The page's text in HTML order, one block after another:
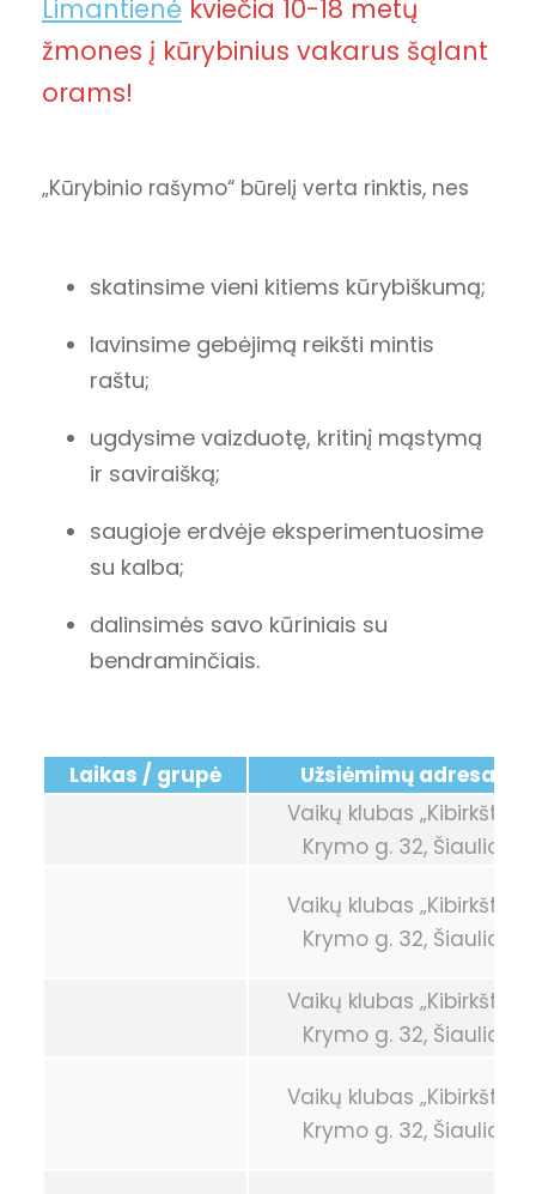
Limantienė kviečia 10-18 metų
žmones į kūrybinius vakarus šąlant
orams!
„Kūrybinio rašymo“ būrelį verta rinktis, nes
skatinsime vieni kitiems kūrybiškumą;
lavinsime gebėjimą reikšti mintis
raštu;
ugdysime vaizduotę, kritinį mąstymą
ir saviraišką;
saugioje erdvėje eksperimentuosime
su kalba;
dalinsimės savo kūriniais su
bendraminčiais.
Laikas / grupė
Užsiėmimų adresas
Vaikų klubas „Kibirkštis“
Krymo g. 32, Šiauliai
Vaikų klubas „Kibirkštis“
Krymo g. 32, Šiauliai
Vaikų klubas „Kibirkštis“
Krymo g. 32, Šiauliai
Vaikų klubas „Kibirkštis“
Krymo g. 32, Šiauliai